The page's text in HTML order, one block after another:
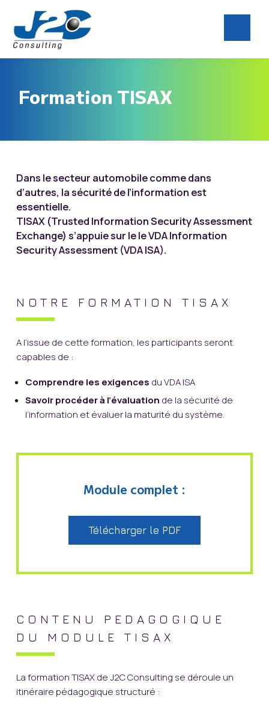
Formation TISAX
Dans le secteur automobile comme dans
d’autres, la sécurité de l’information est
essentielle.
TISAX (Trusted Information Security Assessment
Exchange) s’appuie sur le le VDA Information
Security Assessment (VDA ISA).
NOTRE FORMATION TISAX
A l’issue de cette formation, les participants seront
capables de :
Comprendre les exigences du VDA ISA
Savoir procéder à l’évaluation de la sécurité de
l’information et évaluer la maturité du système.
Module complet :
Télécharger le PDF
CONTENU PEDAGOGIQUE
DU MODULE TISAX
La formation TISAX de J2C Consulting se déroule un
itinéraire pédagogique structuré :